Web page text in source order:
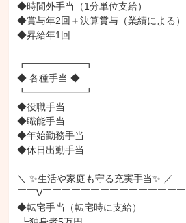
◆時間外手当（1分単位支給）
◆賞与年2回＋決算賞与（業績による）
◆昇給年1回
┏━━━━━━┓
◆ 各種手当 ◆
┗━━━━━━┛
◆役職手当
◆職能手当
◆年始勤務手当
◆休日出勤手当
＼ ✨生活や家庭も守る充実手当✨ ／
￣￣V￣￣￣￣￣￣￣￣￣￣￣￣￣￣￣
◆転宅手当（転宅時に支給）